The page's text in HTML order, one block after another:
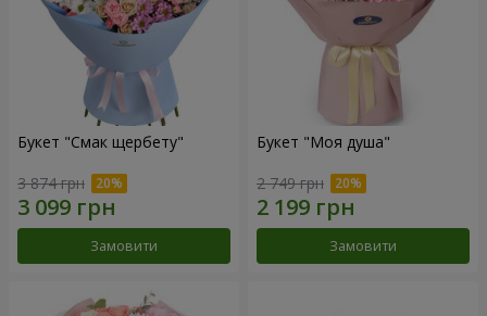
Букет "Смак щербету"
3 874 грн
Замовити
Букет "Моя душа"
2 749 грн
Замовити